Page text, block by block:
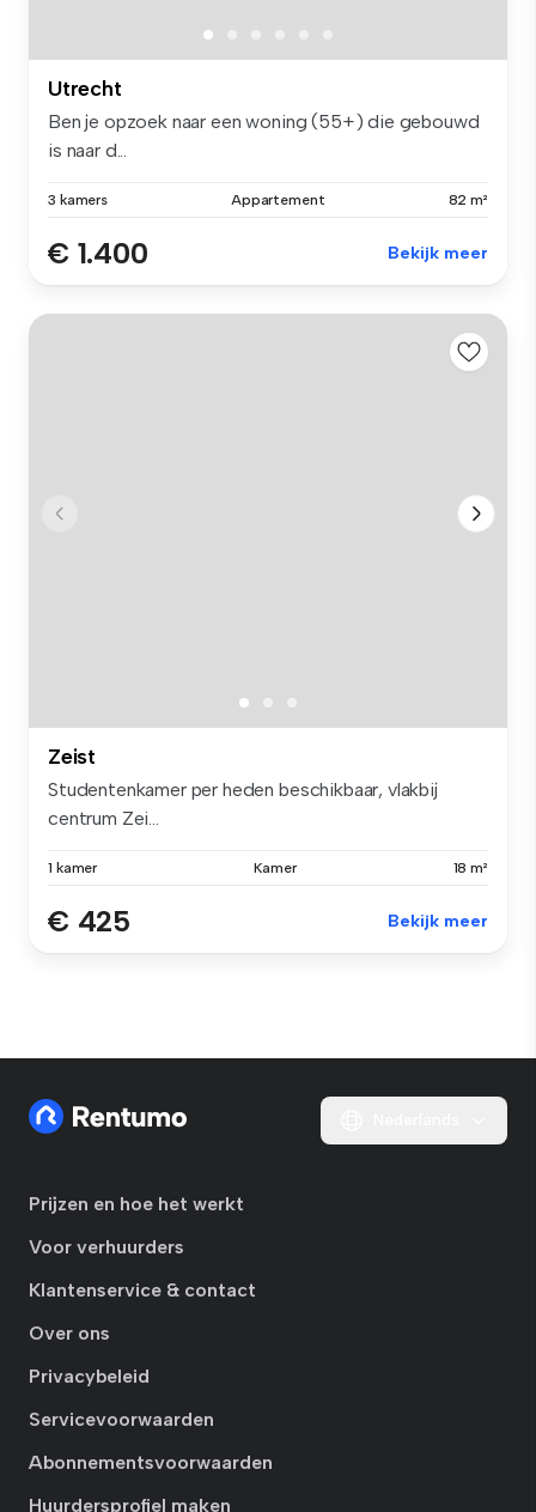
Utrecht
Ben je opzoek naar een woning (55+) die gebouwd
is naar d...
3 kamers Appartement 82 m²
€ 1.400 Bekijk meer
Zeist
Studentenkamer per heden beschikbaar, vlakbij
centrum Zei...
1 kamer Kamer 18 m²
€ 425 Bekijk meer
Prijzen en hoe het werkt
Voor verhuurders
Klantenservice & contact
Over ons
Privacybeleid
Servicevoorwaarden
Abonnementsvoorwaarden
Huurdersprofiel maken